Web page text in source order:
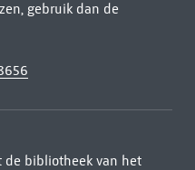
gebruik dan de
de bibliotheek van het